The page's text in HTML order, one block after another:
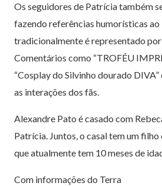
Os seguidores de Patrícia também
fazendo referências humorísticas
tradicionalmente é representado
Comentários como “TROFÉU
“Cosplay do Silvinho dourado
as interações dos fãs.
Alexandre Pato é casado com
Patrícia. Juntos, o casal tem um
que atualmente tem 10 meses de
Com informações do Terra